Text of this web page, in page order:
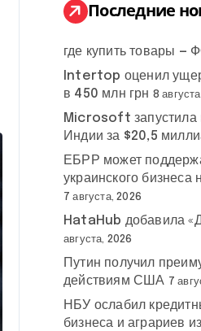
:
Последние
где купить товары —
Intertop оценил
в 450 млн грн 8
Microsoft запустила
Индии за $20,5
ЕБРР может
украинского
7 августа, 2026
HataHub добавила
августа, 2026
Путин получил
действиям США 7
НБУ ослабил
бизнеса и аграриев